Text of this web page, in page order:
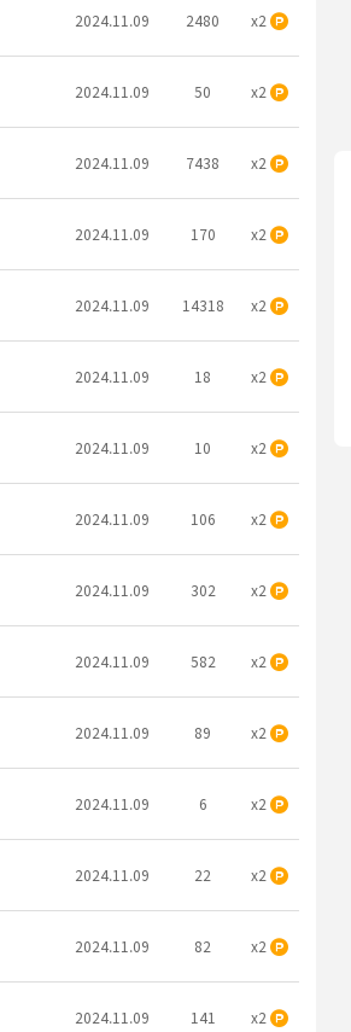
2024.11.09 2480 x2
2024.11.09 50 x2
2024.11.09 7438 x2
2024.11.09 170 x2
2024.11.09 14318 x2
2024.11.09 18 x2
2024.11.09 10 x2
2024.11.09 106 x2
2024.11.09 302 x2
2024.11.09 582 x2
2024.11.09 89 x2
2024.11.09 6 x2
2024.11.09 22 x2
2024.11.09 82 x2
2024.11.09 141 x2